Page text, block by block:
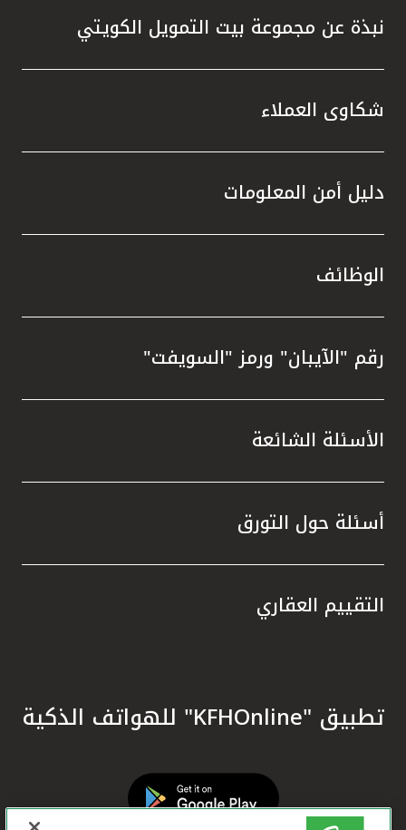
نبذة عن مجموعة بيت التمويل الكويتي
شكاوى العملاء
دليل أمن المعلومات
الوظائف
رقم "الآيبان" ورمز "السويفت"
الأسئلة الشائعة
أسئلة حول التورق
التقييم العقاري
تطبيق "KFHOnline" للهواتف الذكية